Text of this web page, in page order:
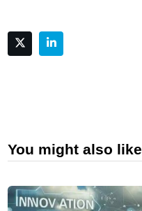
You might also like